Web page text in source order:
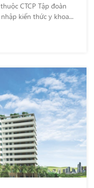
CTCP Tập đoàn
kiến thức y khoa...